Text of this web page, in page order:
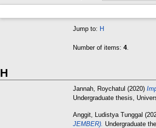
Jump to: H
Number of items: 4.
H
Jannah, Roychatul (2020)
Undergraduate thesis,
Anggit, Ludistya Tunggal
JEMBER). Undergraduate